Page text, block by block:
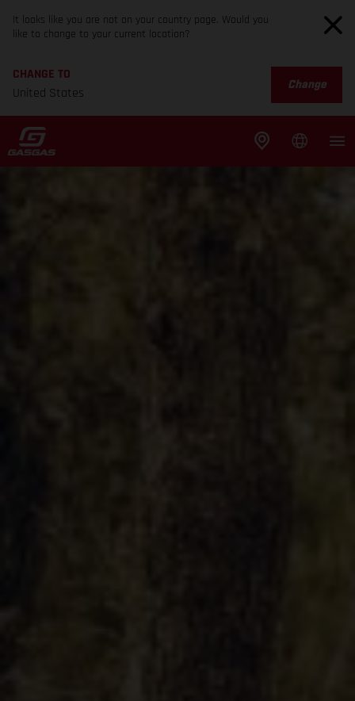
It looks like you are not on your country page. Would you
like to change to your current location?
CHANGE TO
United States
Change